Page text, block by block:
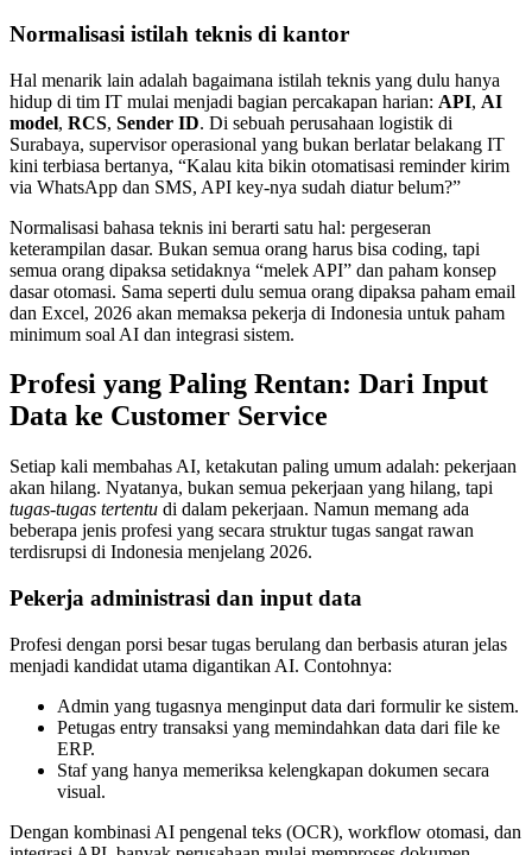
Normalisasi istilah teknis di kantor
Hal menarik lain adalah bagaimana istilah teknis yang dulu hanya
hidup di tim IT mulai menjadi bagian percakapan harian: API, AI
model, RCS, Sender ID. Di sebuah perusahaan logistik di
Surabaya, supervisor operasional yang bukan berlatar belakang IT
kini terbiasa bertanya, “Kalau kita bikin otomatisasi reminder kirim
via WhatsApp dan SMS, API key-nya sudah diatur belum?”
Normalisasi bahasa teknis ini berarti satu hal: pergeseran
keterampilan dasar. Bukan semua orang harus bisa coding, tapi
semua orang dipaksa setidaknya “melek API” dan paham konsep
dasar otomasi. Sama seperti dulu semua orang dipaksa paham email
dan Excel, 2026 akan memaksa pekerja di Indonesia untuk paham
minimum soal AI dan integrasi sistem.
Profesi yang Paling Rentan: Dari Input
Data ke Customer Service
Setiap kali membahas AI, ketakutan paling umum adalah: pekerjaan
akan hilang. Nyatanya, bukan semua pekerjaan yang hilang, tapi
tugas-tugas tertentu di dalam pekerjaan. Namun memang ada
beberapa jenis profesi yang secara struktur tugas sangat rawan
terdisrupsi di Indonesia menjelang 2026.
Pekerja administrasi dan input data
Profesi dengan porsi besar tugas berulang dan berbasis aturan jelas
menjadi kandidat utama digantikan AI. Contohnya:
Admin yang tugasnya menginput data dari formulir ke sistem.
Petugas entry transaksi yang memindahkan data dari file ke
ERP.
Staf yang hanya memeriksa kelengkapan dokumen secara
visual.
Dengan kombinasi AI pengenal teks (OCR), workflow otomasi, dan